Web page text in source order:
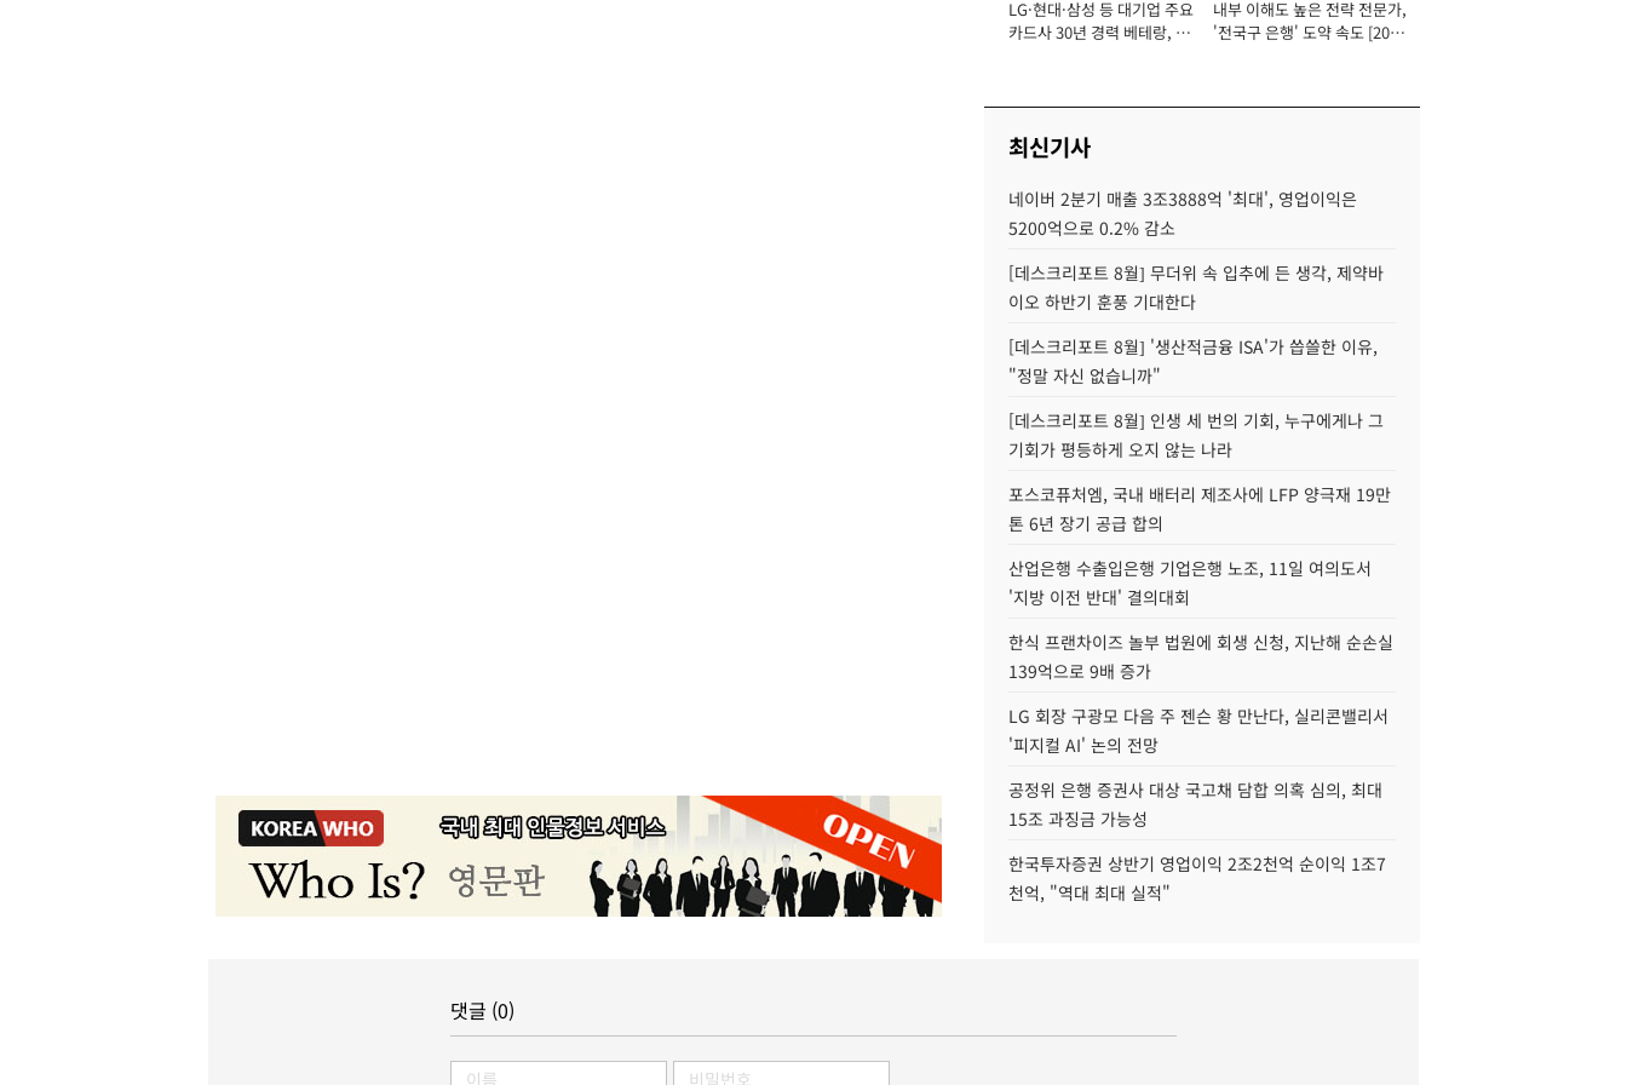
장
LG·현대·삼성 등 대기업 주요
카드사 30년 경력 베테랑, 신
내부 이해도 높은 전략 전문가,
'전국구 은행' 도약 속도 [2026
최신기사
네이버 2분기 매출 3조3888억 '최대', 영업이익은
5200억으로 0.2% 감소
[데스크리포트 8월] 무더위 속 입추에 든 생각, 제약바
이오 하반기 훈풍 기대한다
[데스크리포트 8월] '생산적금융 ISA'가 씁쓸한 이유,
"정말 자신 없습니까"
[데스크리포트 8월] 인생 세 번의 기회, 누구에게나 그
기회가 평등하게 오지 않는 나라
포스코퓨처엠, 국내 배터리 제조사에 LFP 양극재 19만
톤 6년 장기 공급 합의
산업은행 수출입은행 기업은행 노조, 11일 여의도서
'지방 이전 반대' 결의대회
한식 프랜차이즈 놀부 법원에 회생 신청, 지난해 순손실
139억으로 9배 증가
LG 회장 구광모 다음 주 젠슨 황 만난다, 실리콘밸리서
'피지컬 AI' 논의 전망
공정위 은행 증권사 대상 국고채 담합 의혹 심의, 최대
15조 과징금 가능성
한국투자증권 상반기 영업이익 2조2천억 순이익 1조7
천억, "역대 최대 실적"
댓글 (0)